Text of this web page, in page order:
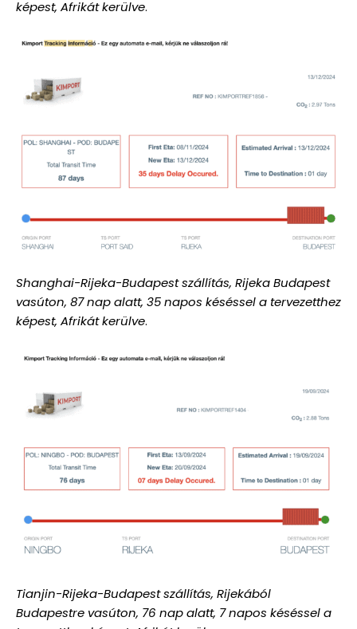
képest, Afrikát kerülve.
Shanghai-Rijeka-Budapest szállítás, Rijeka Budapest
vasúton, 87 nap alatt, 35 napos késéssel a tervezetthez
képest, Afrikát kerülve.
Tianjin-Rijeka-Budapest szállítás, Rijekából
Budapestre vasúton, 76 nap alatt, 7 napos késéssel a